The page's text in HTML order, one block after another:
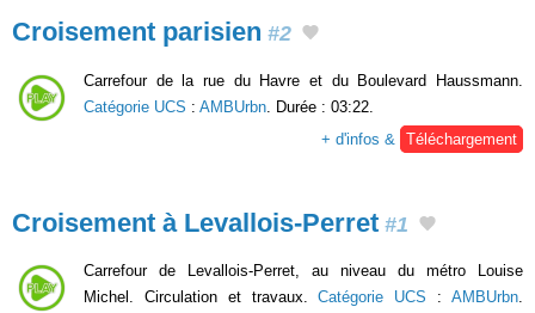
Croisement parisien #2
Carrefour de la rue du Havre et du Boulevard Haussmann.
Catégorie UCS : AMBUrbn . Durée : 03:22.
+ d'infos &
Téléchargement
Croisement à Levallois-Perret #1
Carrefour de Levallois-Perret, au niveau du métro Louise
Michel. Circulation et travaux.Catégorie UCS :AMBUrbn.